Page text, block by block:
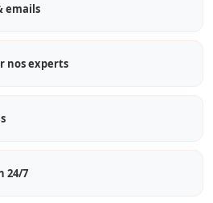
emails
nos experts
24/7